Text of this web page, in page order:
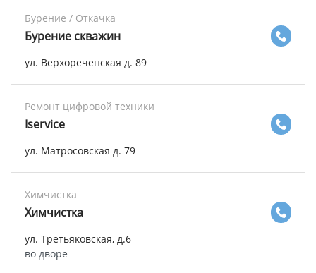
Бурение / Откачка
Бурение скважин
ул. Верхореченская д. 89
Ремонт цифровой техники
Iservice
ул. Матросовская д. 79
Химчистка
Химчистка
ул. Третьяковская, д.6
во дворе